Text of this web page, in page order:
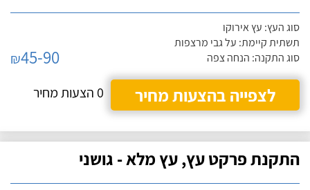
סוג העץ: עץ אירוקו
תשתית קיימת: על גבי מרצפות
סוג התקנה: הנחה צפה
₪45-90
לצפייה בהצעות מחיר
0 הצעות מחיר
התקנת פרקט עץ, עץ מלא - גושני